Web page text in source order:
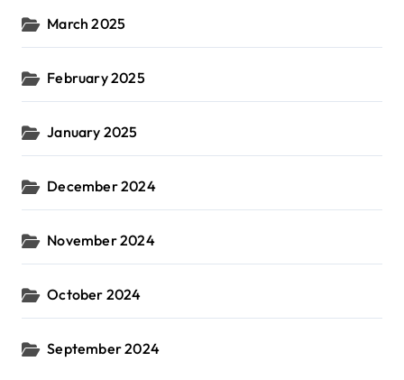
March 2025
February 2025
January 2025
December 2024
November 2024
October 2024
September 2024